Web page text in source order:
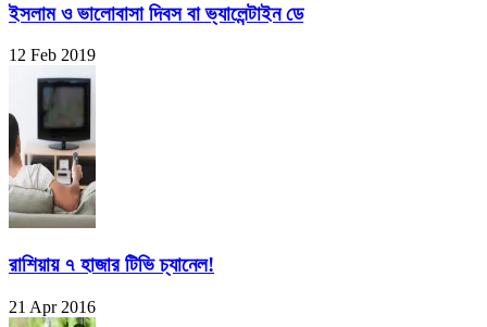
ইসলাম ও ভালোবাসা দিবস বা ভ্যালেন্টাইন ডে
12 Feb 2019
রাশিয়ায় ৭ হাজার টিভি চ্যানেল!
21 Apr 2016